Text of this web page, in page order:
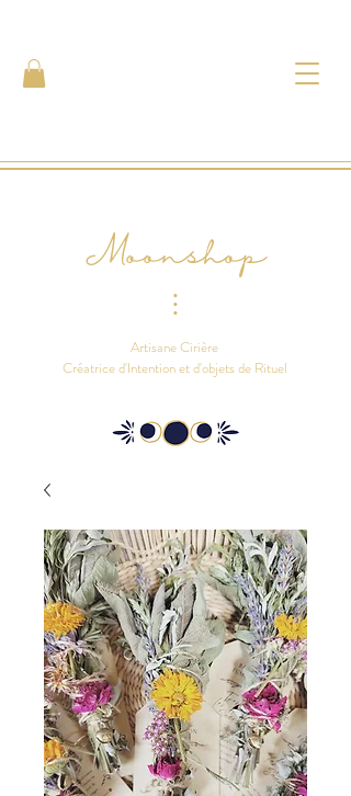
Moonshop
⫶
Artisane Cirière
Créatrice d'Intention et d'objets de Rituel